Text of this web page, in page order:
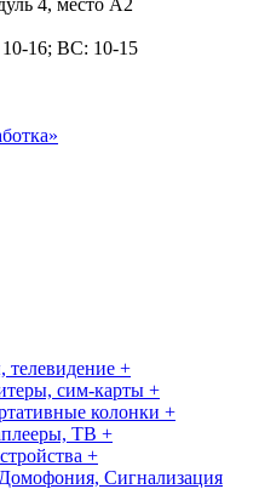
16; ВС: 10-15
+
сим-карты +
колонки +
ТВ +
+
Сигнализация